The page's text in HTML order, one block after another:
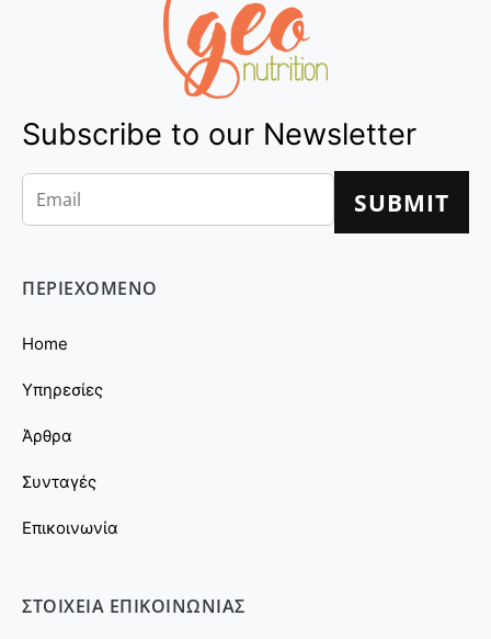
Subscribe to our Newsletter
ΠΕΡΙΕΧΟΜΕΝΟ
Home
Υπηρεσίες
Άρθρα
Συνταγές
Επικοινωνία
ΣΤΟΙΧΕΙΑ ΕΠΙΚΟΙΝΩΝΙΑΣ